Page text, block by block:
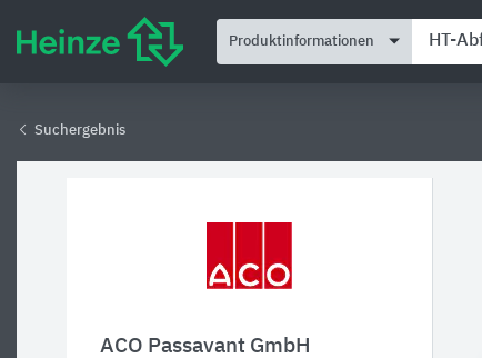
Produktinformationen
Suchergebnis
ACO Passavant GmbH